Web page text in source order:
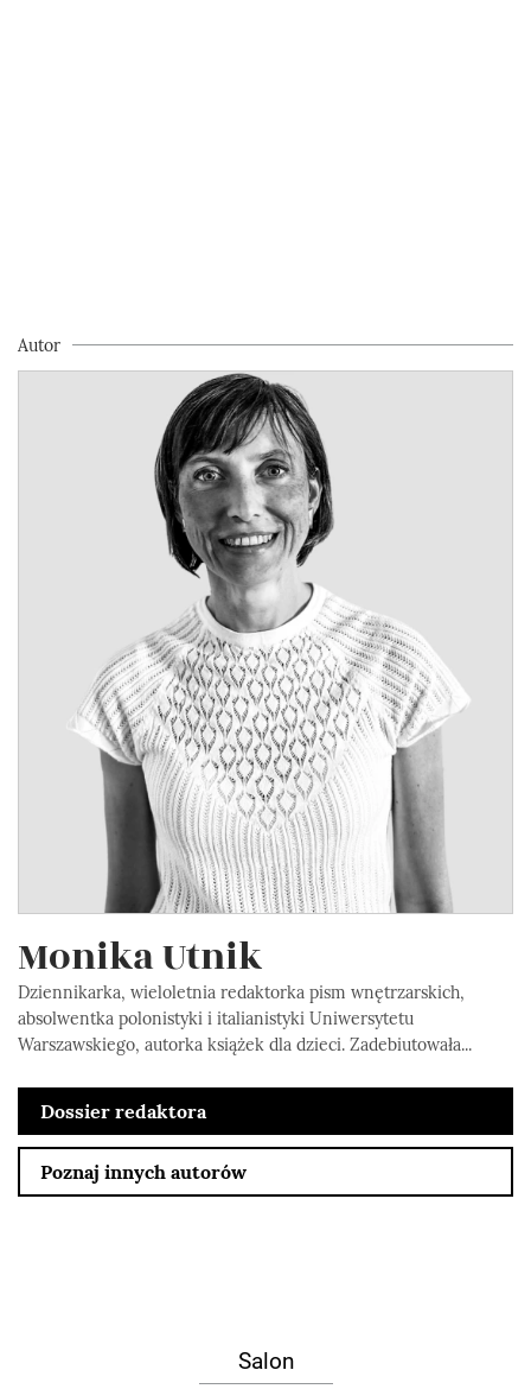
Autor
Monika Utnik
Dziennikarka, wieloletnia redaktorka pism wnętrzarskich,
absolwentka polonistyki i italianistyki Uniwersytetu
Warszawskiego, autorka książek dla dzieci. Zadebiutowała...
Dossier redaktora
Poznaj innych autorów
Salon